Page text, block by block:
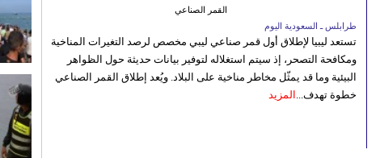
القمر الصناعي
طرابلس ـ السعودية اليوم
تستعد ليبيا لإطلاق أول قمر صناعي ليبي مخصص لرصد التغيرات المناخية
ومكافحة التصحر، إذ سيتم استغلاله لتوفير بيانات حديثة حول الظواهر
البيئية وما قد يمثّل مخاطر مناخية على البلاد. ويُعد إطلاق القمر الصناعي
خطوة تهدف... المزيد